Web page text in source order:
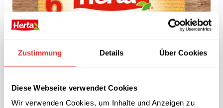
Zustimmung Details Über Cookies
Diese Webseite verwendet Cookies
Wir verwenden Cookies, um Inhalte und Anzeigen zu